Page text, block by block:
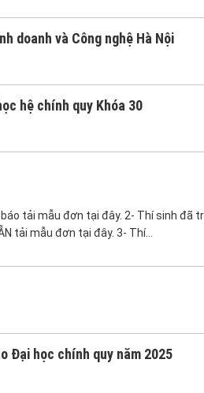
doanh và Công nghệ Hà Nội
hệ chính quy Khóa 30
tải mẫu đơn tại đây. 2- Thí sinh đã
tải mẫu đơn tại đây. 3- Thí…
Đại học chính quy năm 2025